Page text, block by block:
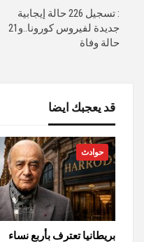
: تسجيل 226 حالة إيجابية
جديدة لفيروس كورونا..و21
حالة وفاة
قد يعجبك ايضا
حوادث
بريطانيا تعترف بأربع نساء